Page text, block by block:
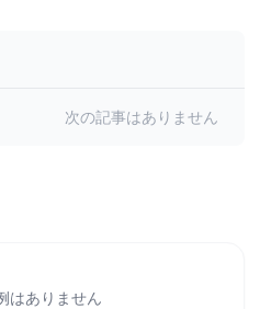
次の記事はありません
はありません